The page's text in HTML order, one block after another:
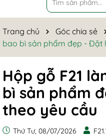
Trang chủ Góc chia sẻ
bao bì sản phẩm đẹp - Đặt
Hộp gỗ F21
bì sản phẩm
theo yêu cầu
Thứ Tư, 08/07/2026